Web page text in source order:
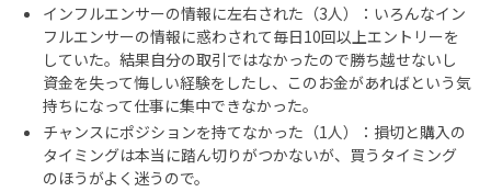
インフルエンサーの情報に左右された（3人）：いろんなイン
フルエンサーの情報に惑わされて毎日10回以上エントリーを
していた。結果自分の取引ではなかったので勝ち越せないし
資金を失って悔しい経験をしたし、このお金があればという気
持ちになって仕事に集中できなかった。
チャンスにポジションを持てなかった（1人）：損切と購入の
タイミングは本当に踏ん切りがつかないが、買うタイミング
のほうがよく迷うので。